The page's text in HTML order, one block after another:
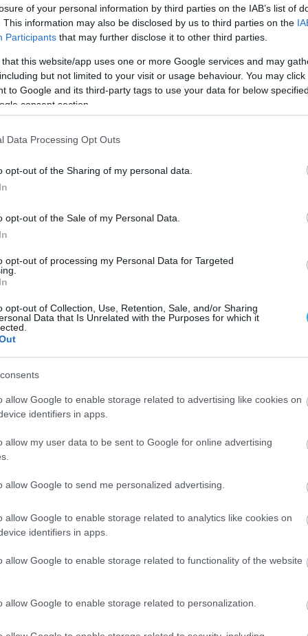
of your personal information by third parties on the IAB’s list of
This information may also be disclosed by us to third parties on the
Participants that may further disclose it to other third parties.
that this website/app uses one or more Google services and may
but not limited to your visit or usage behaviour. You may
to Google and its third-party tags to use your data for below
consent section.
Data Processing Opt Outs
opt-out of the Sharing of my personal data.
opt-out of the Sale of my Personal Data.
opt-out of processing my Personal Data for Targeted
opt-out of Collection, Use, Retention, Sale, and/or Sharing
Data that Is Unrelated with the Purposes for which it
allow Google to enable storage related to advertising like cookies on
identifiers in apps.
allow my user data to be sent to Google for online advertising
allow Google to send me personalized advertising.
allow Google to enable storage related to analytics like cookies on
identifiers in apps.
allow Google to enable storage related to functionality of the website
allow Google to enable storage related to personalization.
του κινδύνου καρδιαγγειακών παθήσεων.
περιέχει σημαντικά μέταλλα, όπως μαγνήσιο,
για τη συνολική λειτουργία του οργανισμού.
να αντικαταστήσει τον καφέ στην
και των δύο ροφημάτων:
Πλούσιος σε πολυφαινόλες
εντείνει το άγχος
για το
γαστρικά προβλήματα
ιδιότητες για την καρδιά και τη
περιττά σάκχαρα και θερμίδες.
ζάχαρης
βρώμης) ή γάλα χαμηλών λιπαρών αντί για
όπως
γεύση και αντιοξειδωτικά.
γεμάτα ζάχαρη και τεχνητά πρόσθετα.
τις θερμίδες και τα λιπαρά.
τον πιο υγιεινό τρόπο, ακολουθήστε αυτή τη
σοκολάτα:
αλκαλικό κακάο, που έχει χάσει πολλά θρεπτικά